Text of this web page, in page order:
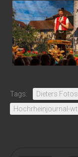
Tags: Dieters Fotos
Hochrheinjournal-wt